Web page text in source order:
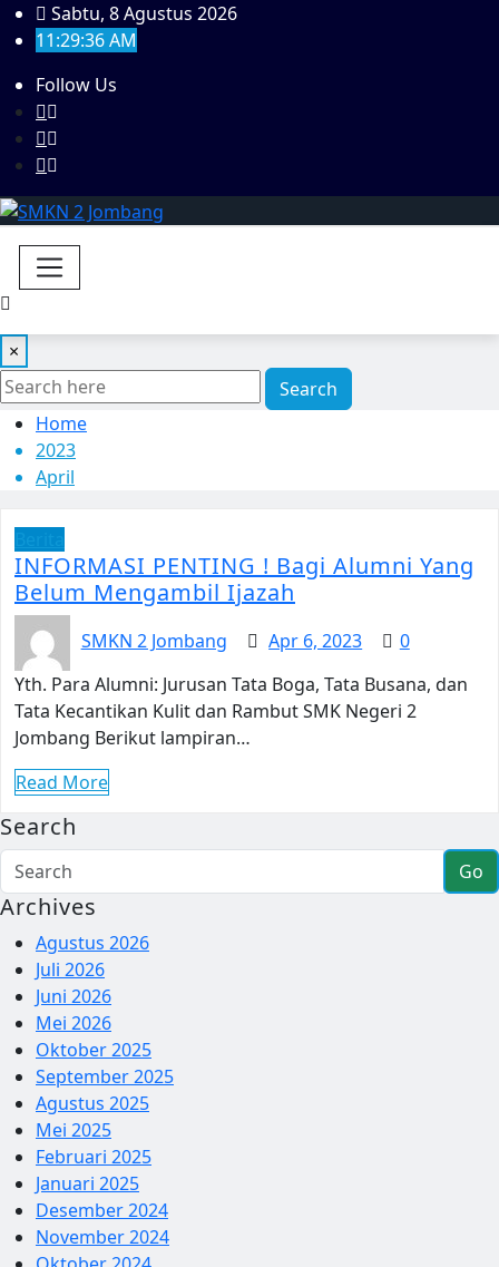
Sabtu, 8 Agustus 2026
11:29:36 AM
Follow Us
×
Search
Home
2023
April
INFORMASI PENTING ! Bagi Alumni Yang
Belum Mengambil Ijazah
SMKN 2 Jombang Apr 6, 2023
0
Yth. Para Alumni: Jurusan Tata Boga, Tata Busana, dan
Tata Kecantikan Kulit dan Rambut SMK Negeri 2
Jombang Berikut lampiran…
Read More
Search
Go
Archives
Agustus 2026
Juli 2026
Juni 2026
Mei 2026
Oktober 2025
September 2025
Agustus 2025
Mei 2025
Februari 2025
Januari 2025
Desember 2024
November 2024